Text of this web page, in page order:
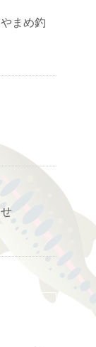
まめ釣